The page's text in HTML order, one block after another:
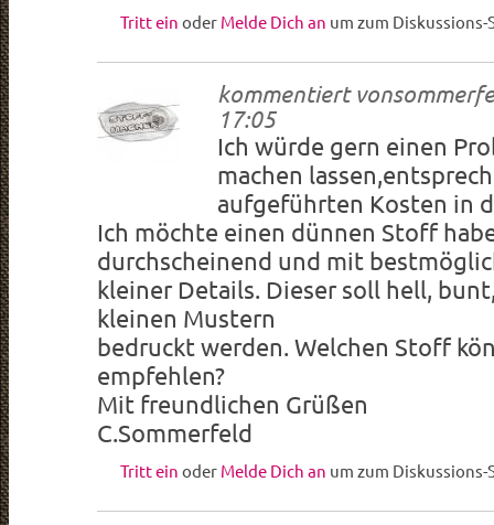
Tritt ein oder Melde Dich an um zum
kommentiert von
17:05
Ich würde gern einen
machen
aufgeführten Kosten in
Ich möchte einen dünnen Stoff
durchscheinend und mit
kleiner Details. Dieser soll hell,
kleinen Mustern
bedruckt werden. Welchen Stoff
empfehlen?
Mit freundlichen Grüßen
C.Sommerfeld
Tritt ein oder Melde Dich an um zum